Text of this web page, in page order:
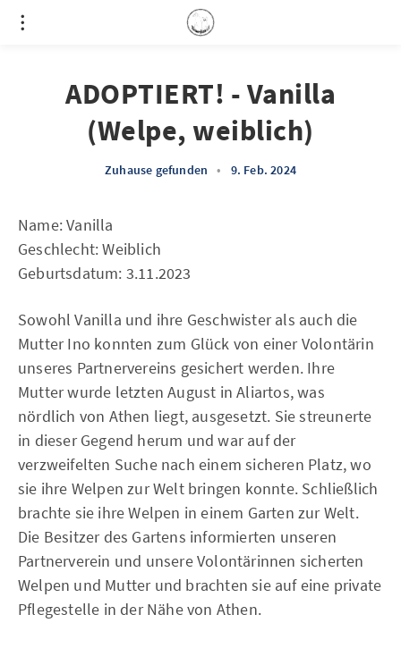
ADOPTIERT! - Vanilla
(Welpe, weiblich)
Zuhause gefunden • 9. Feb. 2024
Name: Vanilla
Geschlecht: Weiblich
Geburtsdatum: 3.11.2023
Sowohl Vanilla und ihre Geschwister als auch die
Mutter Ino konnten zum Glück von einer Volontärin
unseres Partnervereins gesichert werden. Ihre
Mutter wurde letzten August in Aliartos, was
nördlich von Athen liegt, ausgesetzt. Sie streunerte
in dieser Gegend herum und war auf der
verzweifelten Suche nach einem sicheren Platz, wo
sie ihre Welpen zur Welt bringen konnte. Schließlich
brachte sie ihre Welpen in einem Garten zur Welt.
Die Besitzer des Gartens informierten unseren
Partnerverein und unsere Volontärinnen sicherten
Welpen und Mutter und brachten sie auf eine private
Pflegestelle in der Nähe von Athen.